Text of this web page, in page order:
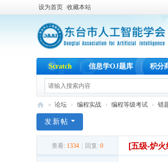
设为首页 收藏本站
Scratch 信息学OJ题库 积分
台
» 论坛 › 编程实战 › 编程等级考试 › 错
发新帖
查看: 1334 回复: 0 [五级-炉火